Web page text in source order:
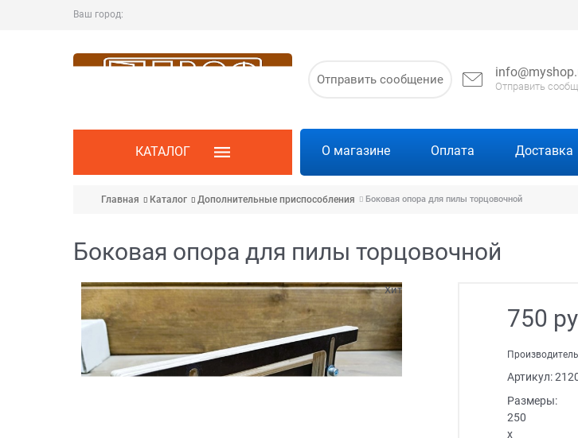
Ваш город:
Отправить сообщение Отправить
КАТАЛОГ О магазине Оплата Доставка
Главная Каталог Дополнительные приспособления Боковая опора для пилы торцовочной
Боковая опора для пилы торцовочной
Хит
750
Артикул:
Размеры:
250
x